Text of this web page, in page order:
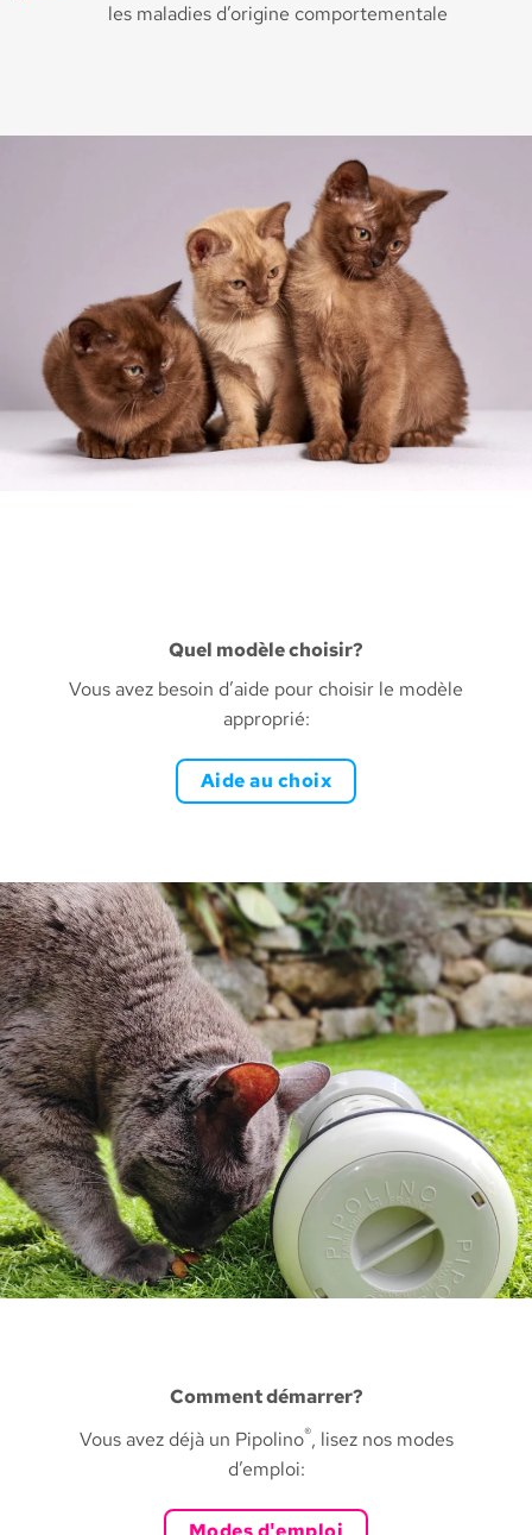
les maladies d’origine comportementale
Quel modèle choisir?
Vous avez besoin d’aide pour choisir le modèle
approprié:
Aide au choix
Comment démarrer?
Vous avez déjà un Pipolino®, lisez nos modes
d’emploi: